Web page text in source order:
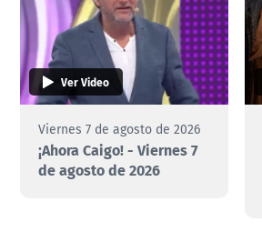
Ver Video
Viernes 7 de agosto de 2026
¡Ahora Caigo! - Viernes 7
de agosto de 2026